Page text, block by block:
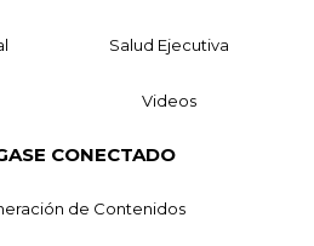
Salud Ejecutiva
Videos
CONECTADO
de Contenidos